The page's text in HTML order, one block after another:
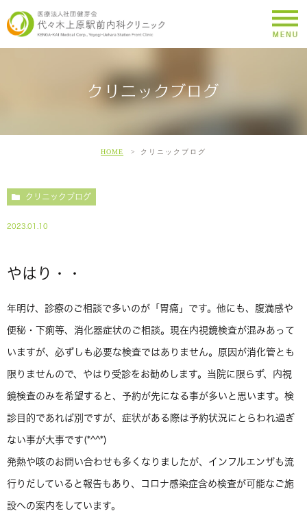
クリニックブログ
HOME クリニックブログ
クリニックブログ
2023.01.10
やはり・・
年明け、診療のご相談で多いのが「胃痛」です。他にも、腹満感や
便秘・下痢等、消化器症状のご相談。現在内視鏡検査が混みあって
いますが、必ずしも必要な検査ではありません。原因が消化管とも
限りませんので、やはり受診をお勧めします。当院に限らず、内視
鏡検査のみを希望すると、予約が先になる事が多いと思います。検
診目的であれば別ですが、症状がある際は予約状況にとらわれ過ぎ
ない事が大事です(*^^*)
発熱や咳のお問い合わせも多くなりましたが、インフルエンザも流
行りだしていると報告もあり、コロナ感染症含め検査が可能なご施
設への案内をしています。